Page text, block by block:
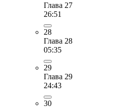
Глава 27
26:51
28
Глава 28
05:35
29
Глава 29
24:43
30